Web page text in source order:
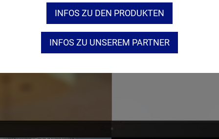
INFOS ZU DEN PRODUKTEN
INFOS ZU UNSEREM PARTNER